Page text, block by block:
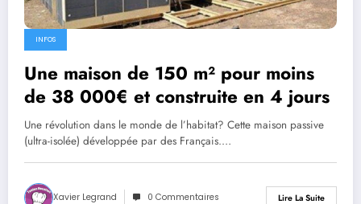
INFOS
Une maison de 150 m² pour moins
de 38 000€ et construite en 4 jours
Une révolution dans le monde de l’habitat? Cette maison passive
(ultra-isolée) développée par des Français.…
Xavier Legrand 0 Commentaires Lire La Suite